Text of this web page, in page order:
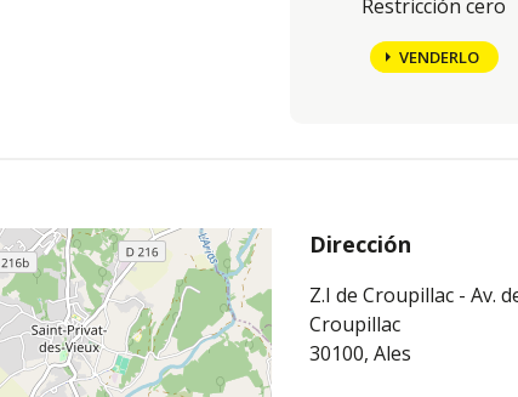
Restricción cero
VENDERLO
Dirección
Z.I de Croupillac - Av.
Croupillac
30100, Ales